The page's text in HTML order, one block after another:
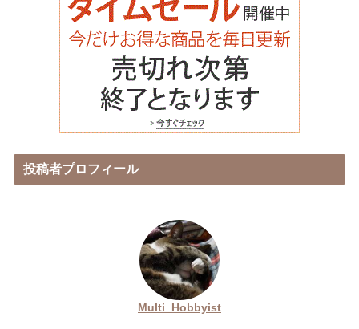
投稿者プロフィール
Multi_Hobbyist